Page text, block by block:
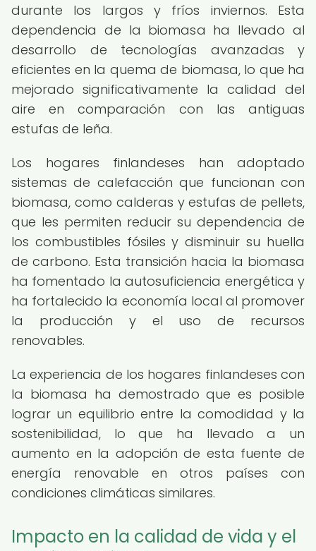
durante los largos y fríos inviernos. Esta
dependencia de la biomasa ha llevado al
desarrollo de tecnologías avanzadas y
eficientes en la quema de biomasa, lo que ha
mejorado significativamente la calidad del
aire en comparación con las antiguas
estufas de leña.
Los hogares finlandeses han adoptado
sistemas de calefacción que funcionan con
biomasa, como calderas y estufas de pellets,
que les permiten reducir su dependencia de
los combustibles fósiles y disminuir su huella
de carbono. Esta transición hacia la biomasa
ha fomentado la autosuficiencia energética y
ha fortalecido la economía local al promover
la producción y el uso de recursos
renovables.
La experiencia de los hogares finlandeses con
la biomasa ha demostrado que es posible
lograr un equilibrio entre la comodidad y la
sostenibilidad, lo que ha llevado a un
aumento en la adopción de esta fuente de
energía renovable en otros países con
condiciones climáticas similares.
Impacto en la calidad de vida y el